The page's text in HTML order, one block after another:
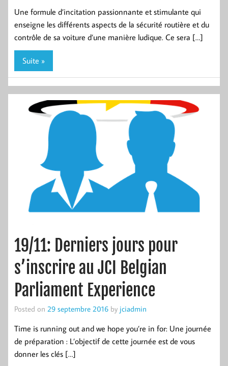
Une formule d’incitation passionnante et stimulante qui
enseigne les différents aspects de la sécurité routière et du
contrôle de sa voiture d’une manière ludique. Ce sera […]
Suite »
19/11: Derniers jours pour
s’inscrire au JCI Belgian
Parliament Experience
Posted on 29 septembre 2016 by jciadmin
Time is running out and we hope you’re in for: Une journée
de préparation : L’objectif de cette journée est de vous
donner les clés […]